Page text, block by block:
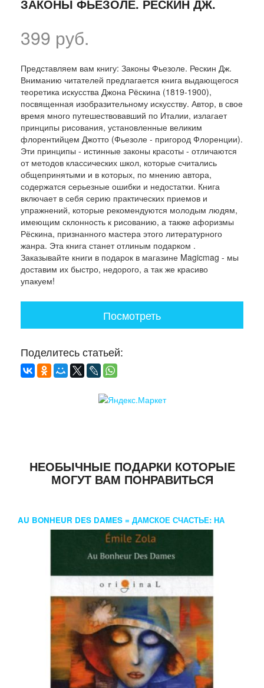
ЗАКОНЫ ФЬЕЗОЛЕ. РЕСКИН ДЖ.
399 руб.
Представляем вам книгу: Законы Фьезоле. Рескин Дж.
Вниманию читателей предлагается книга выдающегося
теоретика искусства Джона Рёскина (1819-1900),
посвященная изобразительному искусству. Автор, в свое
время много путешествовавший по Италии, излагает
принципы рисования, установленные великим
флорентийцем Джотто (Фьезоле - пригород Флоренции).
Эти принципы - истинные законы красоты - отличаются
от методов классических школ, которые считались
общепринятыми и в которых, по мнению автора,
содержатся серьезные ошибки и недостатки. Книга
включает в себя серию практических приемов и
упражнений, которые рекомендуются молодым людям,
имеющим склонность к рисованию, а также афоризмы
Рёскина, признанного мастера этого литературного
жанра. Эта книга станет отлиным подарком .
Заказывайте книги в подарок в магазине Magicmag - мы
доставим их быстро, недорого, а так же красиво
упакуем!
Посмотреть
Поделитесь статьей:
НЕОБЫЧНЫЕ ПОДАРКИ КОТОРЫЕ
МОГУТ ВАМ ПОНРАВИТЬСЯ
AU BONHEUR DES DAMES = ДАМСКОЕ СЧАСТЬЕ: НА
ФРАНЦ.ЯЗ. ZOLA E.